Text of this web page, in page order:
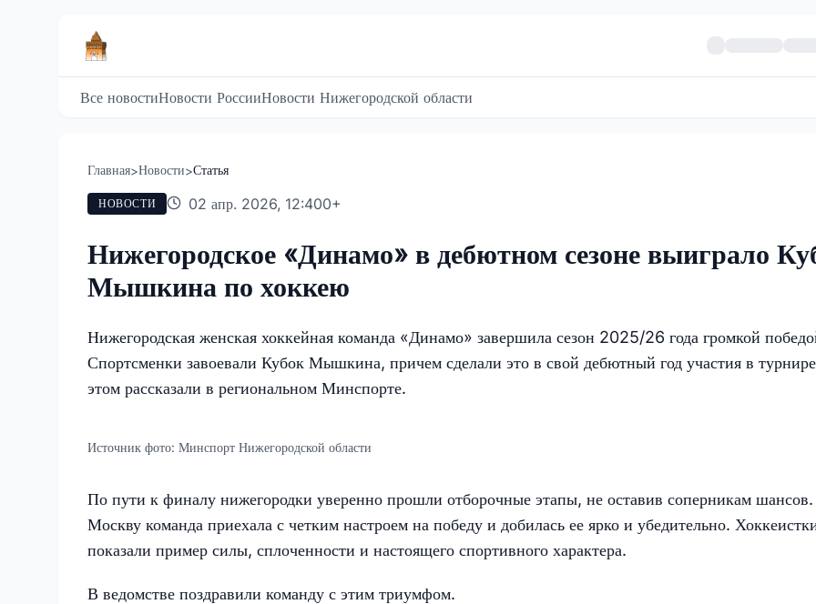
Все новостиНовости РоссииНовости Нижегородской области
Главная>Новости>Статья
НОВОСТИ 02 апр. 2026, 12:400+
Нижегородское «Динамо» в дебютном сезоне выиграло
Мышкина по хоккею
Нижегородская женская хоккейная команда «Динамо» завершила сезон 2025/26 года громкой
Спортсменки завоевали Кубок Мышкина, причем сделали это в свой дебютный год участия в
этом рассказали в региональном Минспорте.
Источник фото: Минспорт Нижегородской области
По пути к финалу нижегородки уверенно прошли отборочные этапы, не оставив соперникам
Москву команда приехала с четким настроем на победу и добилась ее ярко и убедительно.
показали пример силы, сплоченности и настоящего спортивного характера.
В ведомстве поздравили команду с этим триумфом.